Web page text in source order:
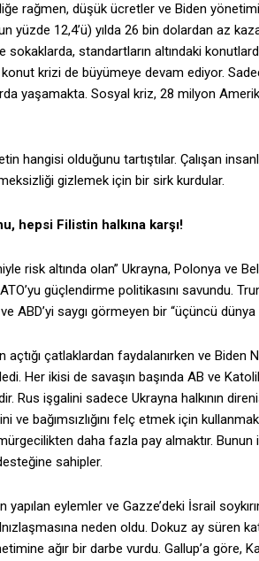
rağmen, düşük ücretler ve Biden
yüzde 12,4’ü) yılda 26 bin dolardan az
sokaklarda, standartların altındaki
konut krizi de büyümeye devam ediyor.
yaşamakta. Sosyal kriz, 28 milyon
hangisi olduğunu tartıştılar. Çalışan
gizlemek için bir sirk kurdular.
hepsi Filistin halkına karşı!
risk altında olan” Ukrayna, Polonya ve
güçlendirme politikasını savundu.
ABD’yi saygı görmeyen bir “üçüncü
çatlaklardan faydalanırken ve Biden
Her ikisi de savaşın başında AB ve
Rus işgalini sadece Ukrayna halkının
ve bağımsızlığını felç etmek için
daha fazla pay almaktır. Bunun
sahipler.
eylemler ve Gazze’deki İsrail
neden oldu. Dokuz ay süren
ağır bir darbe vurdu. Gallup’a göre,